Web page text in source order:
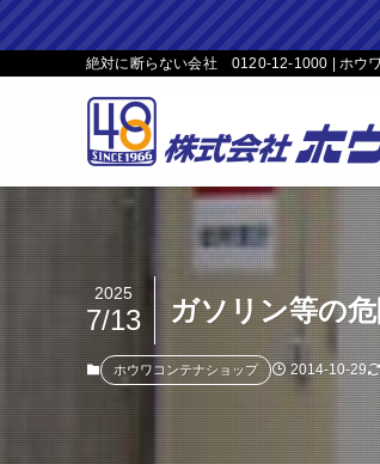
絶対に断らない会社 0120-12-1000 | ホウワ
ガソリン等の
2025
7/13
ホウワコンテナショップ 2014-10-29